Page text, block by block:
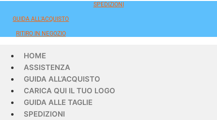
SPEDIZIONI
GUIDA ALL'ACQUISTO
RITIRO IN NEGOZIO
HOME
ASSISTENZA
GUIDA ALL’ACQUISTO
CARICA QUI IL TUO LOGO
GUIDA ALLE TAGLIE
SPEDIZIONI